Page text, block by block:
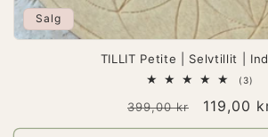
Salg
TILLIT Petite | Selvtillit |
(3)
Vanlig
pris
399,00 kr 119,00